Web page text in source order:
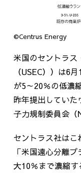
©Centrus Energy
米国のセントラス
（USEC））は6
が5～20％の低濃
昨年提出していた
子力規制委員会（
セントラス社はこ
「米国遠心分離
大10％まで濃縮